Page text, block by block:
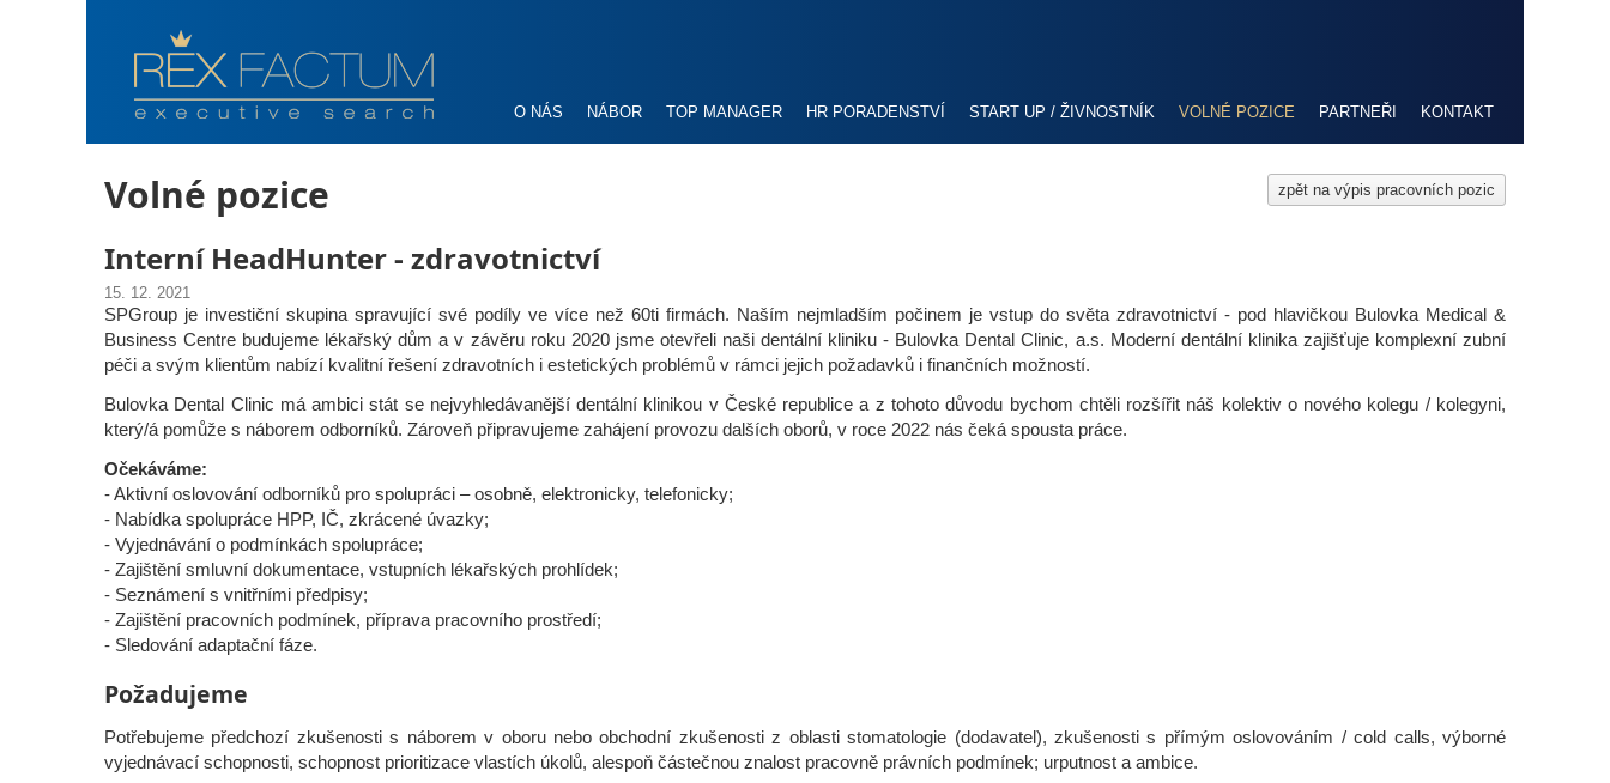
O NÁS NÁBOR TOP MANAGER HR PORADENSTVÍ START UP / ŽIVNOSTNÍK VOLNÉ POZICE PARTNEŘI KONTAKT
Volné pozice zpět na výpis pracovních pozic
Interní HeadHunter - zdravotnictví
15. 12. 2021
SPGroup je investiční skupina spravující své podíly ve více než 60ti firmách. Naším nejmladším počinem je vstup do světa zdravotnictví - pod hlavičkou Bulovka Medical &
Business Centre budujeme lékařský dům a v závěru roku 2020 jsme otevřeli naši dentální kliniku - Bulovka Dental Clinic, a.s. Moderní dentální klinika zajišťuje komplexní zubní
péči a svým klientům nabízí kvalitní řešení zdravotních i estetických problémů v rámci jejich požadavků i finančních možností.
Bulovka Dental Clinic má ambici stát se nejvyhledávanější dentální klinikou v České republice a z tohoto důvodu bychom chtěli rozšířit náš kolektiv o nového kolegu / kolegyni,
který/á pomůže s náborem odborníků. Zároveň připravujeme zahájení provozu dalších oborů, v roce 2022 nás čeká spousta práce.
Očekáváme:
- Aktivní oslovování odborníků pro spolupráci – osobně, elektronicky, telefonicky;
- Nabídka spolupráce HPP, IČ, zkrácené úvazky;
- Vyjednávání o podmínkách spolupráce;
- Zajištění smluvní dokumentace, vstupních lékařských prohlídek;
- Seznámení s vnitřními předpisy;
- Zajištění pracovních podmínek, příprava pracovního prostředí;
- Sledování adaptační fáze.
Požadujeme
Potřebujeme předchozí zkušenosti s náborem v oboru nebo obchodní zkušenosti z oblasti stomatologie (dodavatel), zkušenosti s přímým oslovováním / cold calls, výborné
vyjednávací schopnosti, schopnost prioritizace vlastích úkolů, alespoň částečnou znalost pracovně právních podmínek; urputnost a ambice.